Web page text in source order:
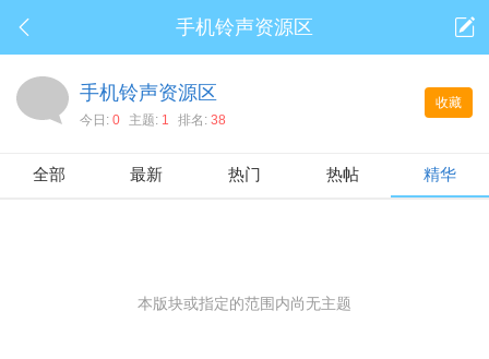
手机铃声资源区
收藏
手机铃声资源区
今日: 0 主题: 1 排名: 38
全部 最新 热门 热帖 精华
本版块或指定的范围内尚无主题